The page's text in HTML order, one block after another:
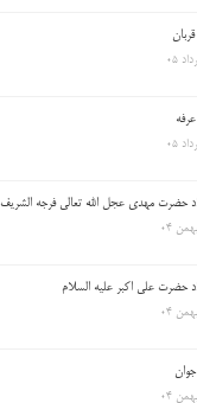
حضرت مهدی عجل الله تعالی فرجه الشريف
حضرت علی اکبر علیه السلام